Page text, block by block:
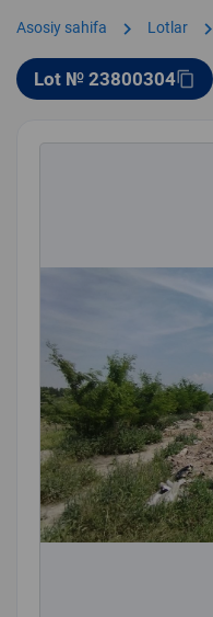
Asosiy sahifa chevron_right Lotlar chevron_right
Lot № 23800304content_copy